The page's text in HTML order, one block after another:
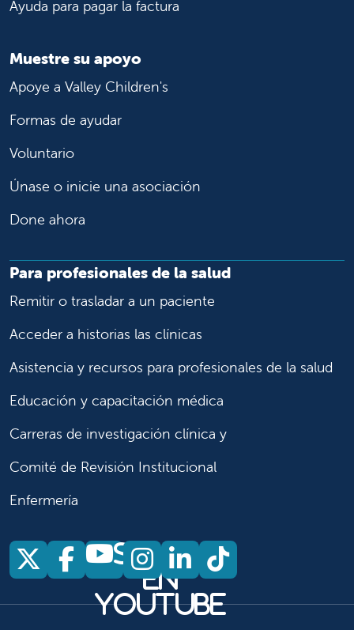
Ayuda para pagar la factura
Muestre su apoyo
Apoye a Valley Children's
Formas de ayudar
Voluntario
Únase o inicie una asociación
Done ahora
Para profesionales de la salud
Remitir o trasladar a un paciente
Acceder a historias las clínicas
Asistencia y recursos para profesionales de la salud
Educación y capacitación médica
Carreras de investigación clínica y
Comité de Revisión Institucional
Enfermería
Síganos en X
Síganos en Facebook
Síganos
en
YouTube
Síganos en
Síganos en
Síganos